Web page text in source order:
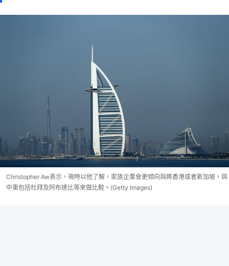
Christopher Aw表示，現時以他了解，家族企業會更傾向與將香港或者新加坡，與
中東包括杜拜及阿布達比等來做比較。(Getty Images)